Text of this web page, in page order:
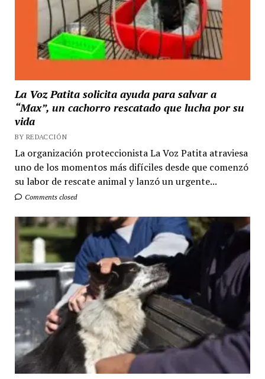
La Voz Patita solicita ayuda para salvar a
“Max”, un cachorro rescatado que lucha por su
vida
BY REDACCIÓN
La organización proteccionista La Voz Patita atraviesa
uno de los momentos más difíciles desde que comenzó
su labor de rescate animal y lanzó un urgente...
Comments closed